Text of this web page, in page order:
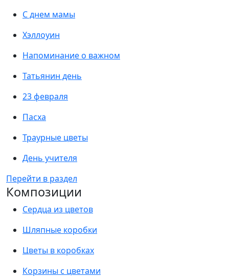
С днем мамы
Хэллоуин
Напоминание о важном
Татьянин день
23 февраля
Пасха
Траурные цветы
День учителя
Перейти в раздел
Композиции
Сердца из цветов
Шляпные коробки
Цветы в коробках
Корзины с цветами